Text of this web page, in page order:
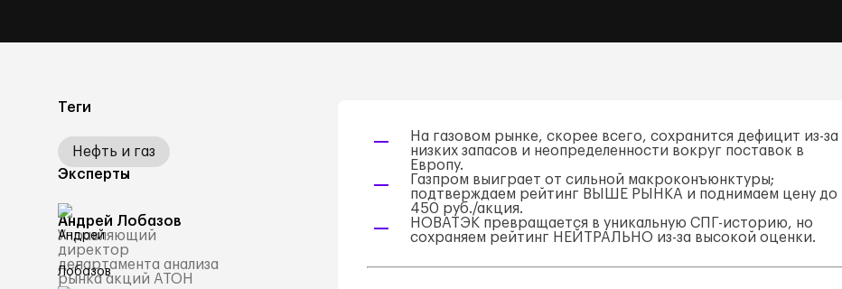
Теги
Нефть и газ
Эксперты
Андрей Лобазов
Управляющий
директор
департамента анализа
рынка акций АТОН
На газовом рынке, скорее всего, сохранится дефицит из-за
низких запасов и неопределенности вокруг поставок в
Европу.
Газпром выиграет от сильной макроконъюнктуры;
подтверждаем рейтинг ВЫШЕ РЫНКА и поднимаем цену до
450 руб./акция.
НОВАТЭК превращается в уникальную СПГ-историю, но
сохраняем рейтинг НЕЙТРАЛЬНО из-за высокой оценки.